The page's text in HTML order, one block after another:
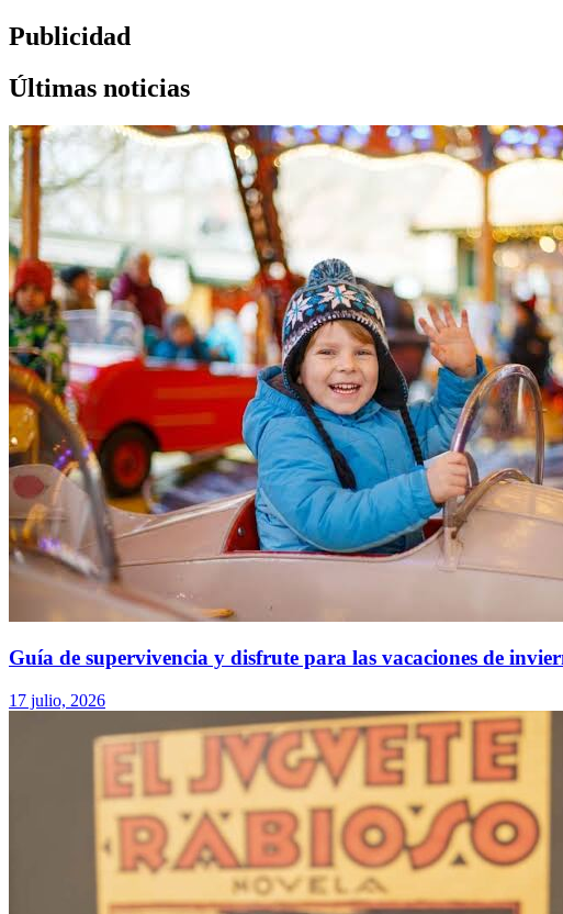
Publicidad
Últimas noticias
Guía de supervivencia y disfrute para las vacaciones de
17 julio, 2026